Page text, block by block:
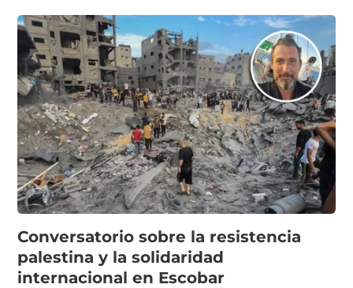
Conversatorio sobre la resistencia
palestina y la solidaridad
internacional en Escobar